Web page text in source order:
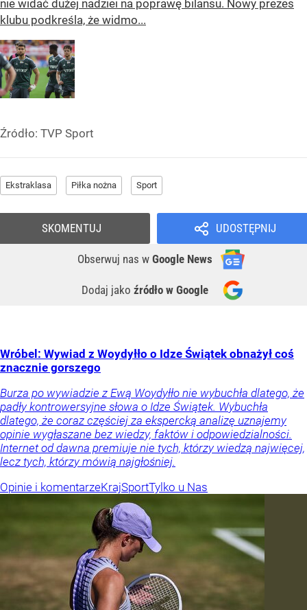
nie widać dużej nadziei na poprawę bilansu. Nowy prezes
klubu podkreśla, że widmo...
Źródło: TVP Sport
Ekstraklasa Piłka nożna Sport
UDOSTĘPNIJ
Obserwuj nas w Google News
Dodaj jako źródło w Google
SKOMENTUJ
Wróbel: Wywiad z Woydyłło o Idze Świątek obnażył coś
znacznie gorszego
Burza po wywiadzie z Ewą Woydyłło nie wybuchła dlatego, że
padły kontrowersyjne słowa o Idze Świątek. Wybuchła
dlatego, że coraz częściej za ekspercką analizę uznajemy
opinie wygłaszane bez wiedzy, faktów i odpowiedzialności.
Internet od dawna premiuje nie tych, którzy wiedzą najwięcej,
lecz tych, którzy mówią najgłośniej.
Opinie i komentarzeKrajSportTylko u Nas